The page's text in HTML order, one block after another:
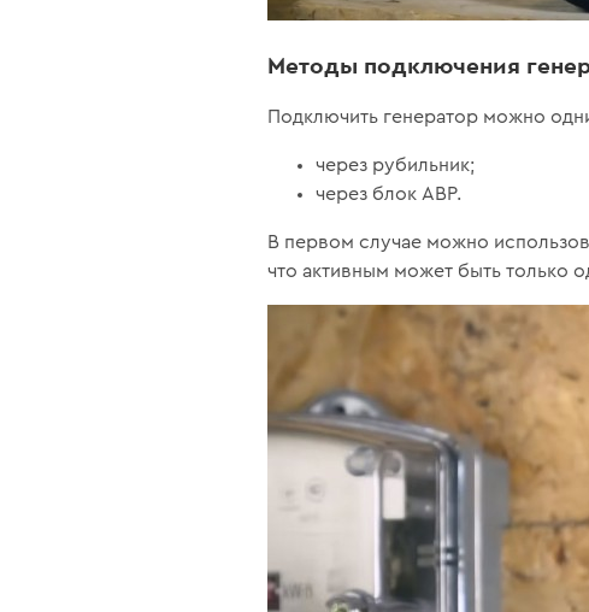
Методы подключения
Подключить генератор можно
через рубильник;
через блок АВР.
В первом случае можно
что активным может быть только